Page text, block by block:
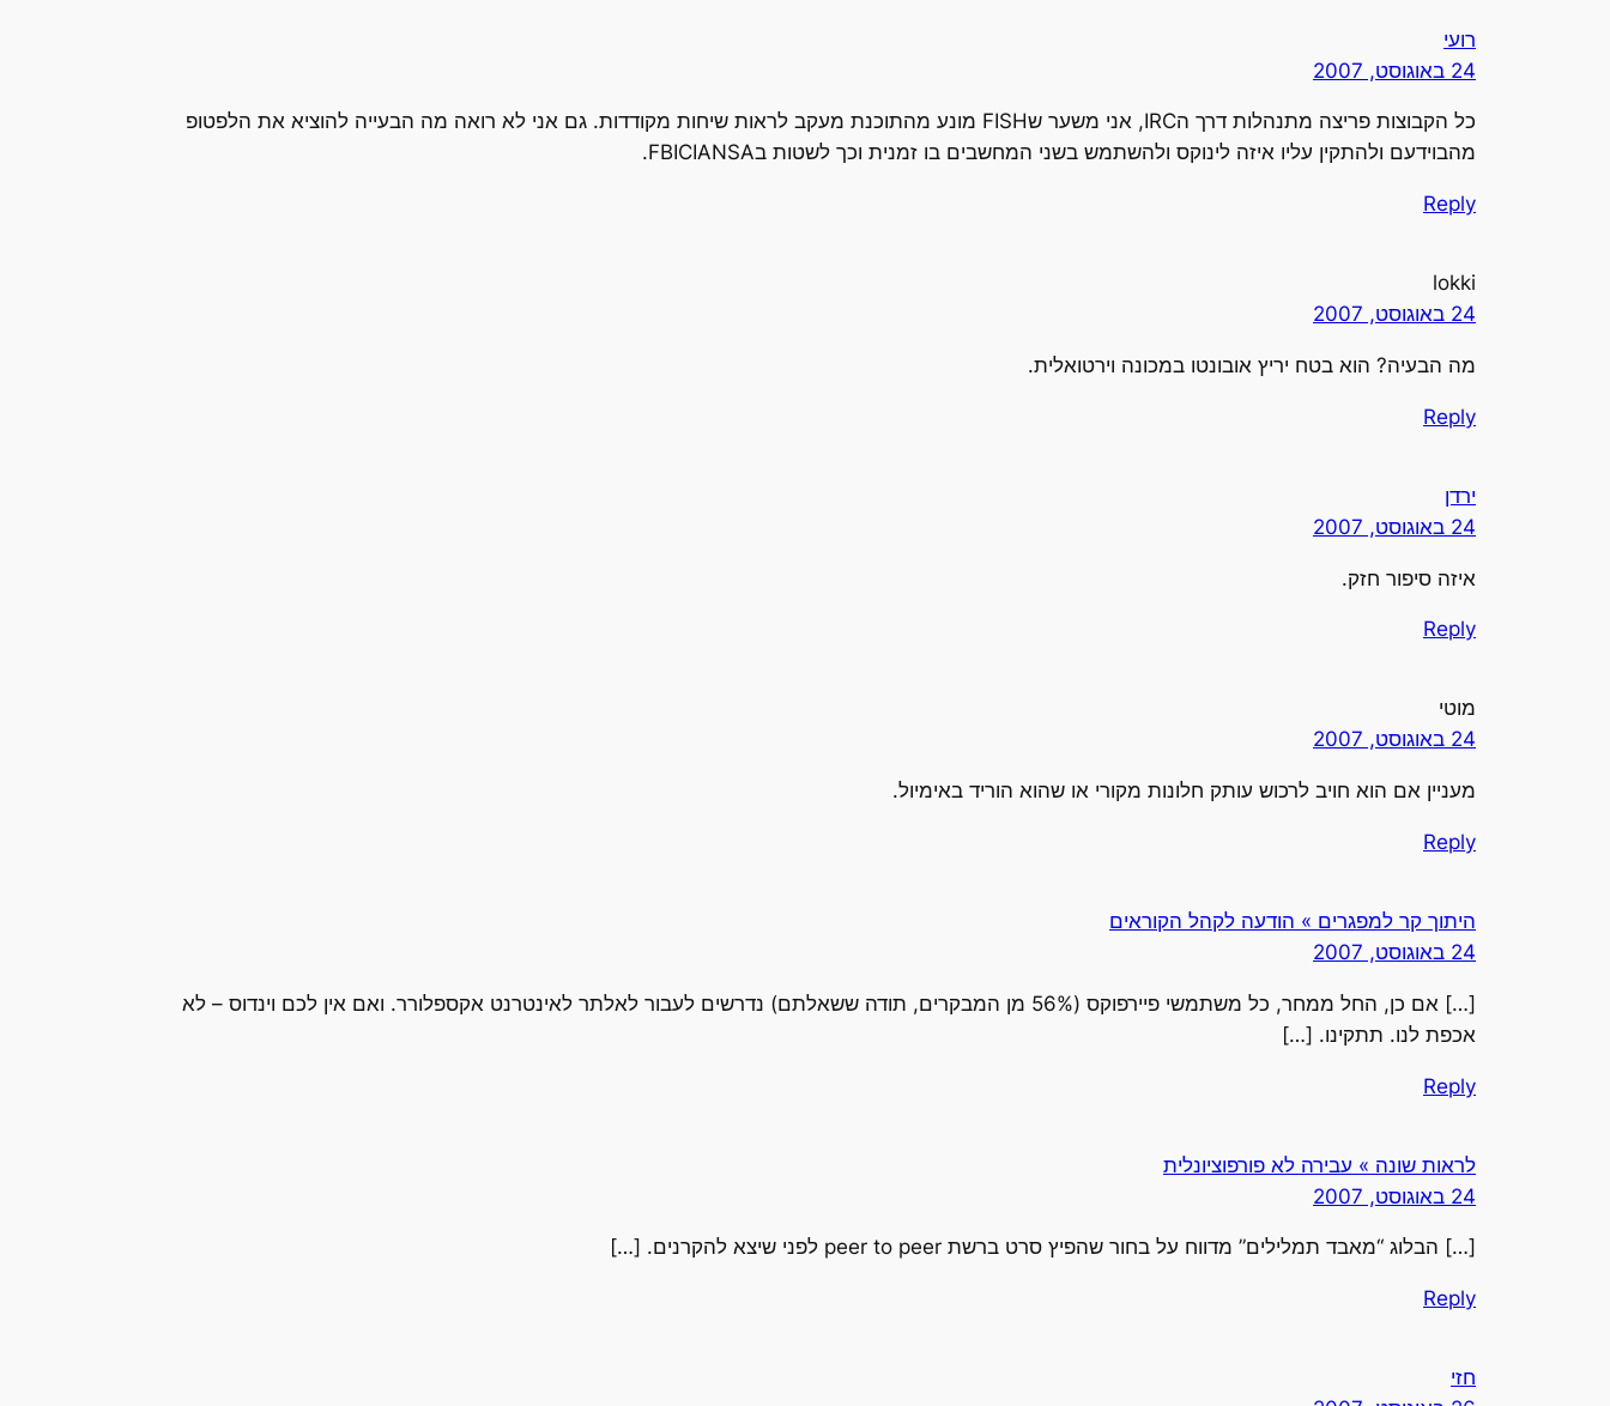
רועי
24 באוגוסט, 2007
כל הקבוצות פריצה מתנהלות דרך הIRC, אני משער שFISH מונע מהתוכנת מעקב לראות שיחות מקודדות. גם אני לא רואה מה הבעייה להוציא את הלפטופ
מהבוידעם ולהתקין עליו איזה לינוקס ולהשתמש בשני המחשבים בו זמנית וכך לשטות בFBICIANSA.
Reply
lokki
24 באוגוסט, 2007
מה הבעיה? הוא בטח יריץ אובונטו במכונה וירטואלית.
Reply
ירדן
24 באוגוסט, 2007
איזה סיפור חזק.
Reply
מוטי
24 באוגוסט, 2007
מעניין אם הוא חויב לרכוש עותק חלונות מקורי או שהוא הוריד באימיול.
Reply
‏היתוך קר למפגרים » הודעה לקהל הקוראים‏
24 באוגוסט, 2007
[…] אם כן, החל ממחר, כל משתמשי פיירפוקס (56% מן המבקרים, תודה ששאלתם) נדרשים לעבור לאלתר לאינטרנט אקספלורר. ואם אין לכם וינדוס – לא
אכפת לנו. תתקינו. […]
Reply
לראות שונה » עבירה לא פורפוציונלית
24 באוגוסט, 2007
[…] הבלוג “מאבד תמלילים” מדווח על בחור שהפיץ סרט ברשת peer to peer לפני שיצא להקרנים. […]
Reply
חזי